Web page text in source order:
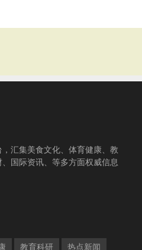
汇集美食文化、体育健康、教
国际资讯、等多方面权威信息
教育科研 热点新闻